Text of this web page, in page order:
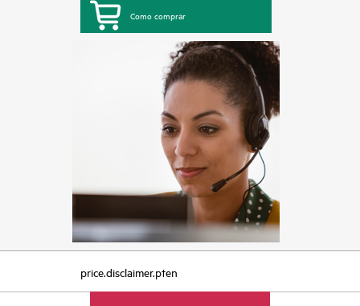
Como comprar
price.disclaimer.pten